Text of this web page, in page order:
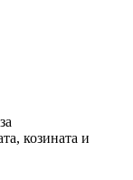
козината и